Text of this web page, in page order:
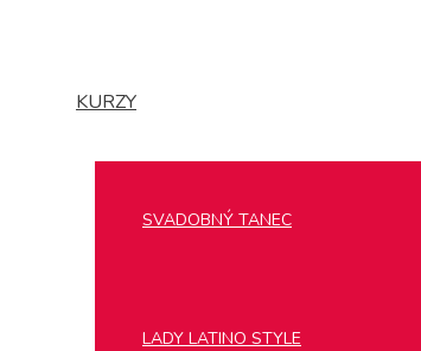
KURZY
SVADOBNÝ TANEC
LADY LATINO STYLE